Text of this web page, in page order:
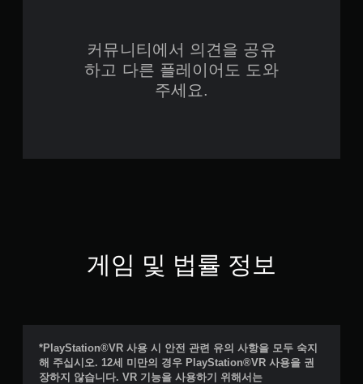
커뮤니티에서 의견을 공유
하고 다른 플레이어도 도와
주세요.
게임 및 법률 정보
*PlayStation®VR 사용 시 안전 관련 유의 사항을 모두 숙지
해 주십시오. 12세 미만의 경우 PlayStation®VR 사용을 권
장하지 않습니다. VR 기능을 사용하기 위해서는